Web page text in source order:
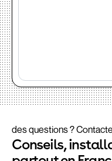
des questions ?
Conseils,